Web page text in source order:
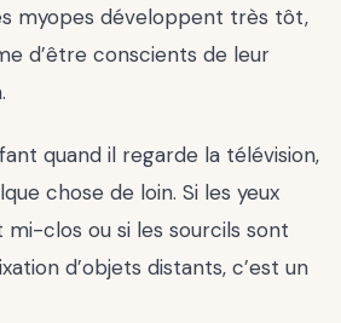
myopes développent très tôt,
d’être conscients de leur
quand il regarde la télévision,
chose de loin. Si les yeux
clos ou si les sourcils sont
d’objets distants, c’est un